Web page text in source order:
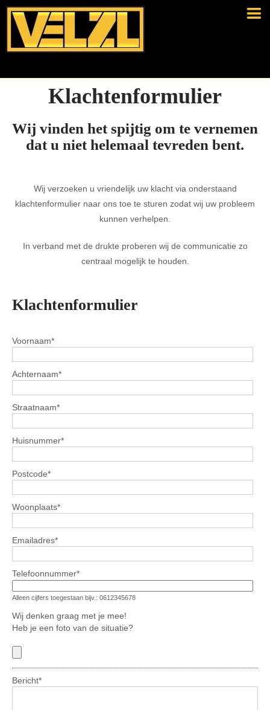
Klachtenformulier
Wij vinden het spijtig om te vernemen
dat u niet helemaal tevreden bent.
Wij verzoeken u vriendelijk uw klacht via onderstaand
klachtenformulier naar ons toe te sturen zodat wij uw probleem
kunnen verhelpen.
In verband met de drukte proberen wij de communicatie zo
centraal mogelijk te houden.
Klachtenformulier
Voornaam*
Achternaam*
Straatnaam*
Huisnummer*
Postcode*
Woonplaats*
Emailadres*
Telefoonnummer*
Alleen cijfers toegestaan bijv.: 0612345678
Wij denken graag met je mee!
Heb je een foto van de situatie?
Bericht*